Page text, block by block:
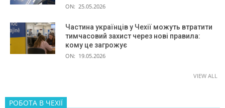
ON: 25.05.2026
Частина українців у Чехії можуть втратити
тимчасовий захист через нові правила:
кому це загрожує
ON: 19.05.2026
VIEW ALL
РОБОТА В ЧЕХІЇ